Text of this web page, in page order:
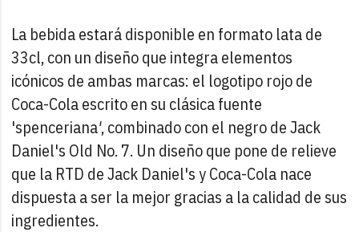
La bebida estará disponible en formato lata de
33cl, con un diseño que integra elementos
icónicos de ambas marcas: el logotipo rojo de
Coca-Cola escrito en su clásica fuente
'spenceriana', combinado con el negro de Jack
Daniel's Old No. 7. Un diseño que pone de relieve
que la RTD de Jack Daniel's y Coca-Cola nace
dispuesta a ser la mejor gracias a la calidad de sus
ingredientes.